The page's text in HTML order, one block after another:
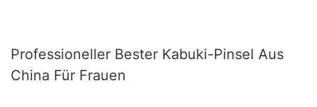
Professioneller Bester Kabuki-Pinsel Aus
China Für Frauen